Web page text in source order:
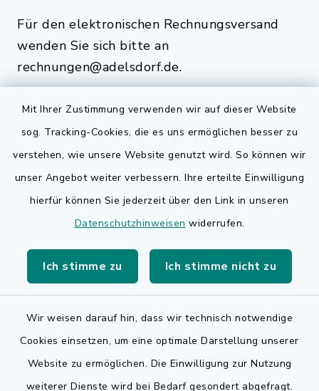
Mit Ihrer Zustimmung verwenden wir auf dieser Website
sog. Tracking-Cookies, die es uns ermöglichen besser zu
verstehen, wie unsere Website genutzt wird. So können wir
unser Angebot weiter verbessern. Ihre erteilte Einwilligung
hierfür können Sie jederzeit über den Link in unseren
Datenschutzhinweisen widerrufen.
Ich stimme zu Ich stimme nicht zu
Wir weisen darauf hin, dass wir technisch notwendige
Cookies einsetzen, um eine optimale Darstellung unserer
Website zu ermöglichen. Die Einwilligung zur Nutzung
weiterer Dienste wird bei Bedarf gesondert abgefragt.
Für den elektronischen Rechnungsversand
wenden Sie sich bitte an
rechnungen@adelsdorf.de.
Quicklinks
Bauen in Adelsdorf
BayernPortal
Landkreis Erlangen-Höchstadt